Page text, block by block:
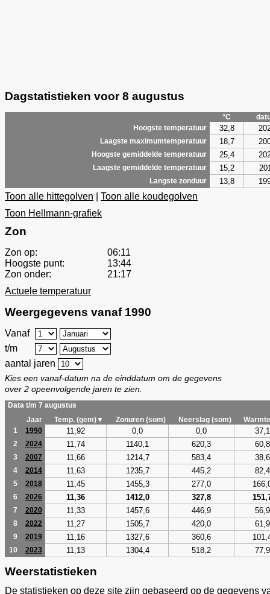
Dagstatistieken voor 8 augustus
°C
Hoogste temperatuur
32,8
Laagste maximumtemperatuur 18,7
Hoogste gemiddelde temperatuur 25,4
Laagste gemiddelde temperatuur 15,2
Langste zonduur 13,8
Toon alle hittegolven
Toon alle koudegolven
Toon Hellmann-grafiek
Zon
Zon op:
06:11
Hoogste punt:
13:44
Zon onder:
21:17
Actuele temperatuur
Weergegevens vanaf 1990
Vanaf
t/m
aantal jaren
Kies een vanaf-datum na de einddatum om de gegevens
over 2 opeenvolgende jaren te zien.
Data t/m 7 augustus
Jaar
Temp. (gem)▼ Zonuren (som) Neerslag (som)
1
1990 11,92 0,0 0,0 37,1
2 2024 11,74 1140,1 620,3 60,8
3 2007 11,66 1214,7 583,4 38,6
4 2014 11,63 1235,7 445,2 82,4
5 2018 11,45 1455,3 277,0
6 2026 11,36 1412,0 327,8
7 2020 11,33 1457,6 446,9 56,9
8 2022 11,27 1505,7 420,0 61,9
9 2019 11,16 1327,6 360,6
10 2023 11,13 1304,4 518,2 77,9
Weerstatistieken
De statistieken op deze site zijn gebaseerd op de gegevens